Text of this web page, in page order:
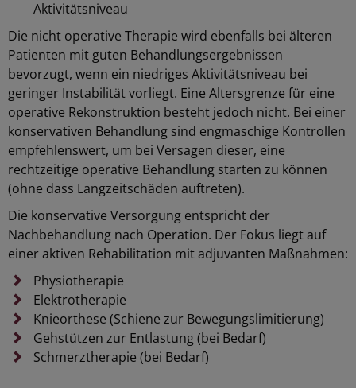
Aktivitätsniveau
Die nicht operative Therapie wird ebenfalls bei älteren
Patienten mit guten Behandlungsergebnissen
bevorzugt, wenn ein niedriges Aktivitätsniveau bei
geringer Instabilität vorliegt. Eine Altersgrenze für eine
operative Rekonstruktion besteht jedoch nicht. Bei einer
konservativen Behandlung sind engmaschige Kontrollen
empfehlenswert, um bei Versagen dieser, eine
rechtzeitige operative Behandlung starten zu können
(ohne dass Langzeitschäden auftreten).
Die konservative Versorgung entspricht der
Nachbehandlung nach Operation. Der Fokus liegt auf
einer aktiven Rehabilitation mit adjuvanten Maßnahmen:
Physiotherapie
Elektrotherapie
Knieorthese (Schiene zur Bewegungslimitierung)
Gehstützen zur Entlastung (bei Bedarf)
Schmerztherapie (bei Bedarf)